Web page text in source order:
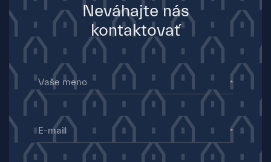
Neváhajte nás
kontaktovať
Vaše meno
E-mail